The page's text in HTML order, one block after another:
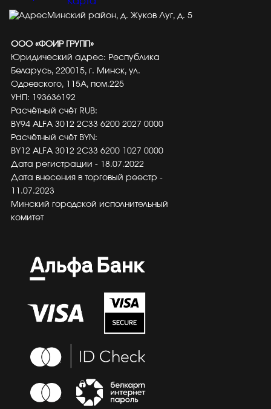
Минский район, д. Жуков Луг, д. 5
ООО «ФОИР ГРУПП»
Юридический адрес: Республика
Беларусь, 220015, г. Минск, ул.
Одоевского, 115А, пом.225
УНП: 193636192
Расчётный счёт RUB:
BY94 ALFA 3012 2C33 6200 2027 0000
Расчётный счёт BYN:
BY12 ALFA 3012 2C33 6200 1027 0000
Дата регистрации - 18.07.2022
Дата внесения в торговый реестр -
11.07.2023
Минский городской исполнительный
комитет